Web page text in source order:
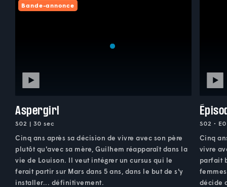
Bande-annonce
Aspergirl
S02 | 30 sec
Cinq ans après sa décision de vivre avec son père
plutôt qu'avec sa mère, Guilhem réapparaît dans la
vie de Louison. Il veut intégrer un cursus qui le
ferait partir sur Mars dans 5 ans, dans le but de s'y
installer... définitivement.
S02 •
Cinq
vivre
parfait
décide